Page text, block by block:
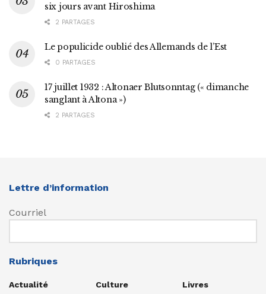
six jours avant Hiroshima
2 PARTAGES
Le populicide oublié des Allemands de l’Est
0 PARTAGES
17 juillet 1932 : Altonaer Blutsonntag (« dimanche
sanglant à Altona »)
2 PARTAGES
Lettre d’information
Courriel
Rubriques
Actualité
Culture
Livres